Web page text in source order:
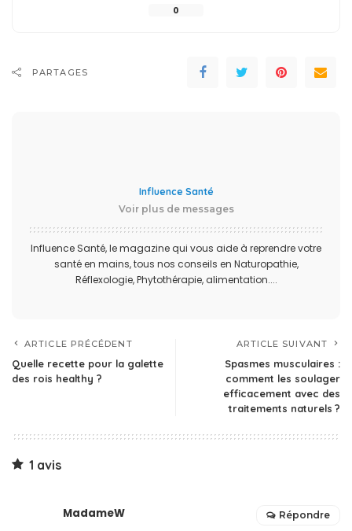
0
PARTAGES
Influence Santé
Voir plus de messages
Influence Santé, le magazine qui vous aide à reprendre votre
santé en mains, tous nos conseils en Naturopathie,
Réflexologie, Phytothérapie, alimentation....
ARTICLE PRÉCÉDENT
Quelle recette pour la galette
des rois healthy ?
ARTICLE SUIVANT
Spasmes musculaires :
comment les soulager
efficacement avec des
traitements naturels ?
1 avis
MadameW Répondre